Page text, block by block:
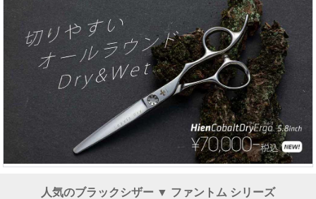
人気のブラックシザー ▼ ファントム シリーズ